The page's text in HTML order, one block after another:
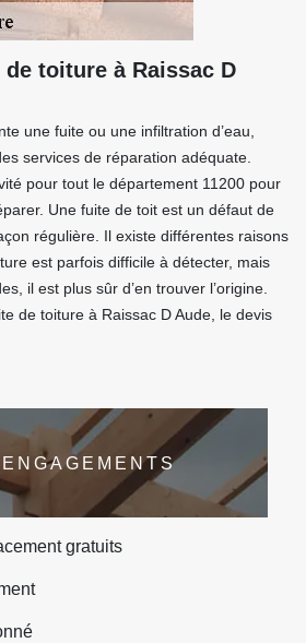
toiture à Raissac D
une fuite ou une infiltration d’eau,
services de réparation adéquate.
pour tout le département 11200 pour
Une fuite de toit est un défaut de
régulière. Il existe différentes raisons
est parfois difficile à détecter, mais
il est plus sûr d’en trouver l’origine.
de toiture à Raissac D Aude, le devis
gratuits